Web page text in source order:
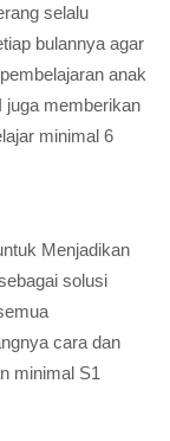
selalu
bulannya agar
anak
juga memberikan
minimal 6
Menjadikan
solusi
cara dan
minimal S1